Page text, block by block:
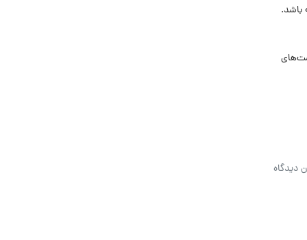
باشد.
فرصت‌های
دیدگاه